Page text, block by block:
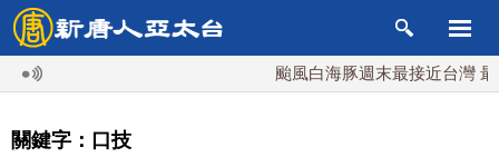
颱風白海豚週末最接近台灣 最
關鍵字：口技